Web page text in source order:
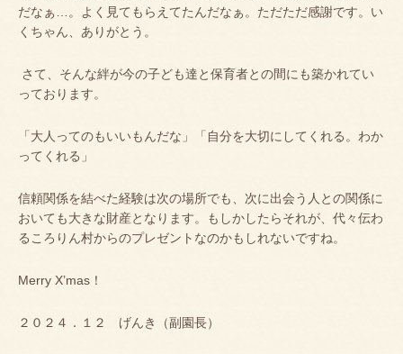
だなぁ…。よく見てもらえてたんだなぁ。ただただ感謝です。い
くちゃん、ありがとう。
さて、そんな絆が今の子ども達と保育者との間にも築かれてい
っております。
「大人ってのもいいもんだな」「自分を大切にしてくれる。わか
ってくれる」
信頼関係を結べた経験は次の場所でも、次に出会う人との関係に
おいても大きな財産となります。もしかしたらそれが、代々伝わ
るころりん村からのプレゼントなのかもしれないですね。
Merry X’mas ！
２０２４．１２ げんき（副園長）